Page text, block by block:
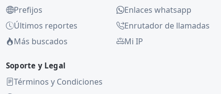
Prefijos
Últimos reportes
Más buscados
Enlaces whatsapp
Enrutador de llamadas
Mi IP
Soporte y Legal
Términos y Condiciones